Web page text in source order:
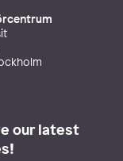
our latest